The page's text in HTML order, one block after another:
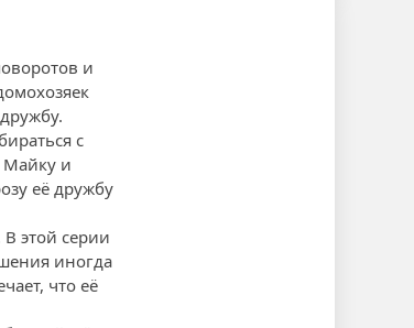
и
с
Майку и
её дружбу
этой серии
иногда
что её